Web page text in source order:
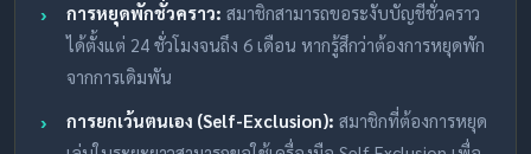
การหยุดพักชั่วคราว: สมาชิกสามารถขอระงับบัญชีชั่วคราว
ได้ตั้งแต่ 24 ชั่วโมงจนถึง 6 เดือน หากรู้สึกว่าต้องการหยุดพัก
จากการเดิมพัน
การยกเว้นตนเอง (Self-Exclusion): สมาชิกที่ต้องการหยุด